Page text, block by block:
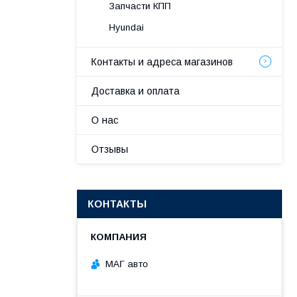
Запчасти КПП
Hyundai
Контакты и адреса магазинов
Доставка и оплата
О нас
Отзывы
КОНТАКТЫ
МАГ авто